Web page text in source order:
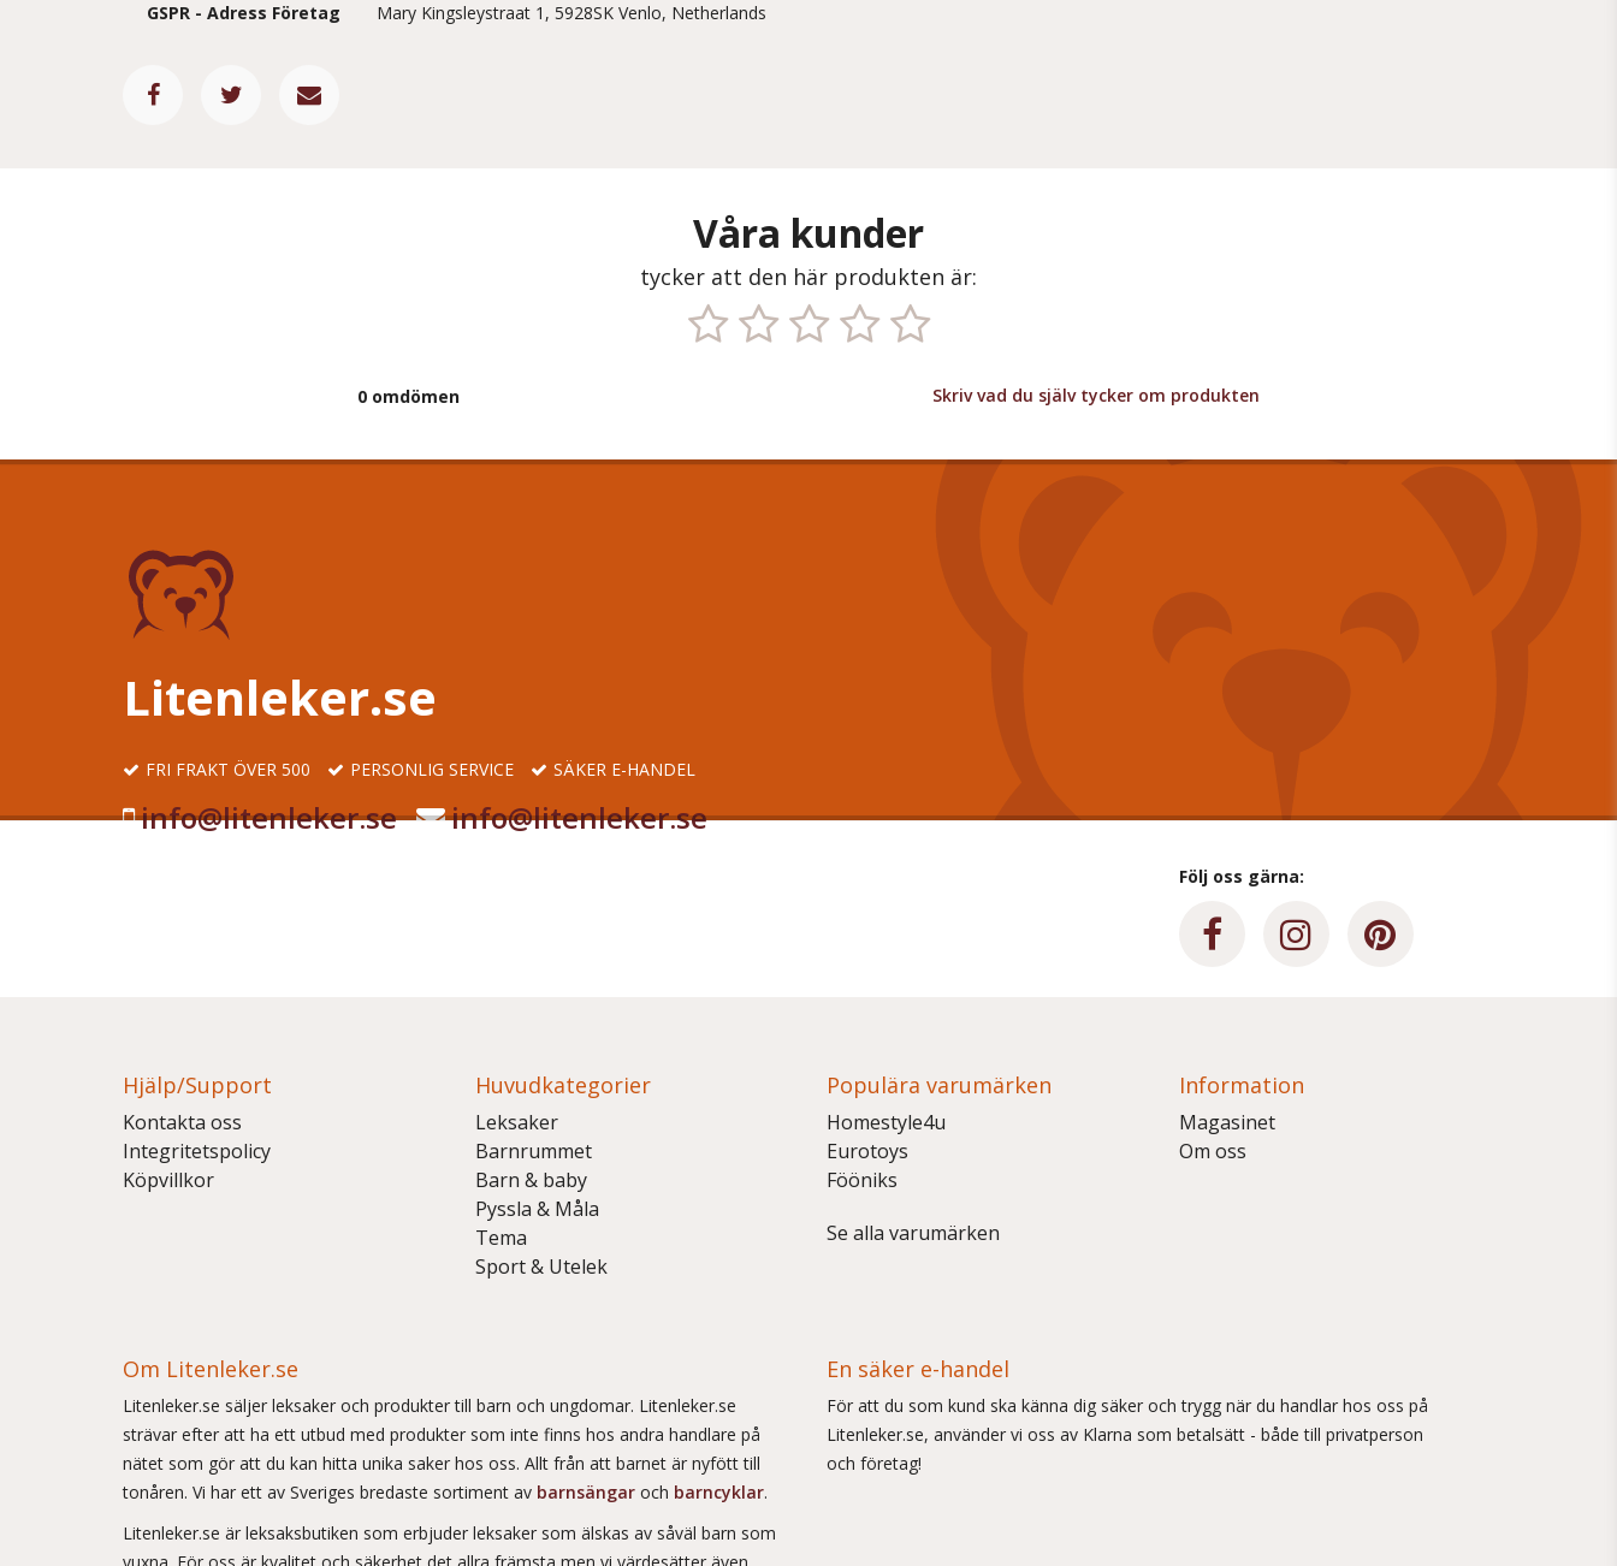
GSPR - Adress Företag Mary Kingsleystraat 1, 5928SK Venlo, Netherlands
Våra kunder
tycker att den här produkten är:
0 omdömen Skriv vad du själv tycker om produkten
Litenleker.se
FRI FRAKT ÖVER 500 PERSONLIG SERVICE SÄKER E-HANDEL
info@litenleker.se info@litenleker.se
Följ oss gärna:
Hjälp/Support
Kontakta oss
Integritetspolicy
Köpvillkor
Huvudkategorier
Leksaker
Barnrummet
Barn & baby
Pyssla & Måla
Tema
Sport & Utelek
Populära varumärken
Homestyle4u
Eurotoys
Fööniks
Se alla varumärken
Information
Magasinet
Om oss
Om Litenleker.se
Litenleker.se säljer leksaker och produkter till barn och ungdomar. Litenleker.se
strävar efter att ha ett utbud med produkter som inte finns hos andra handlare på
nätet som gör att du kan hitta unika saker hos oss. Allt från att barnet är nyfött till
tonåren. Vi har ett av Sveriges bredaste sortiment av barnsängar och barncyklar.
Litenleker.se är leksaksbutiken som erbjuder leksaker som älskas av såväl barn som
En säker e-handel
För att du som kund ska känna dig säker och trygg när du handlar hos oss på
Litenleker.se, använder vi oss av Klarna som betalsätt - både till privatperson
och företag!